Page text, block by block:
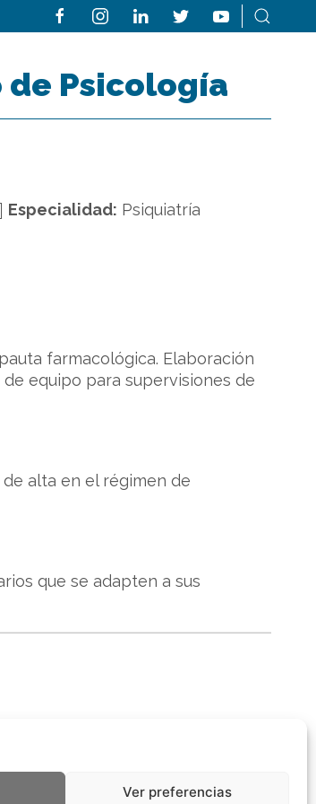
Ver preferencias
Psicología
Especialidad: Psiquiatría
farmacológica. Elaboración
equipo para supervisiones de
alta en el régimen de
que se adapten a sus